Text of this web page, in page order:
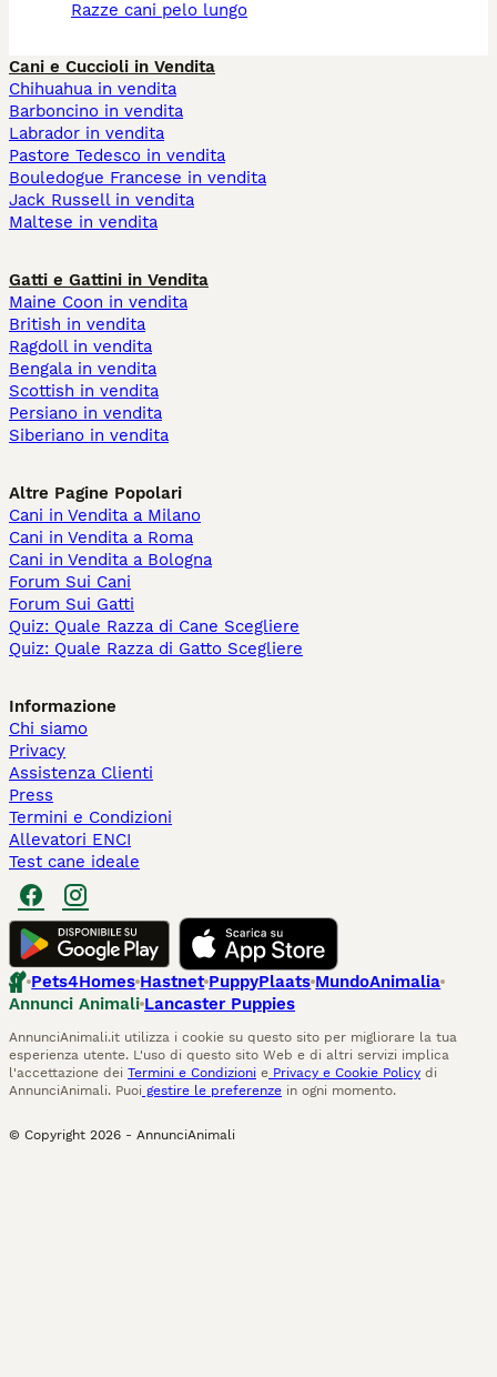
razze cani pelo lungo
Cani e Cuccioli in Vendita
Chihuahua in vendita
Barboncino in vendita
Labrador in vendita
Pastore Tedesco in vendita
Bouledogue Francese in vendita
Jack Russell in vendita
Maltese in vendita
Gatti e Gattini in Vendita
Maine Coon in vendita
British in vendita
Ragdoll in vendita
Bengala in vendita
Scottish in vendita
Persiano in vendita
Siberiano in vendita
Altre Pagine Popolari
Cani in Vendita a Milano
Cani in Vendita a Roma
Cani in Vendita a Bologna
Forum Sui Cani
Forum Sui Gatti
Quiz: Quale Razza di Cane Scegliere
Quiz: Quale Razza di Gatto Scegliere
Informazione
Chi siamo
Privacy
Assistenza Clienti
Press
Termini e Condizioni
Allevatori ENCI
Test cane ideale
Pets4Homes Hastnet PuppyPlaats MundoAnimalia
Annunci Animali Lancaster Puppies
AnnunciAnimali.it utilizza i cookie su questo sito per migliorare la tua
esperienza utente. L'uso di questo sito Web e di altri servizi implica
l'accettazione dei Termini e Condizioni e Privacy e Cookie Policy di
AnnunciAnimali. Puoi gestire le preferenze in ogni momento.
© Copyright 2026 - AnnunciAnimali